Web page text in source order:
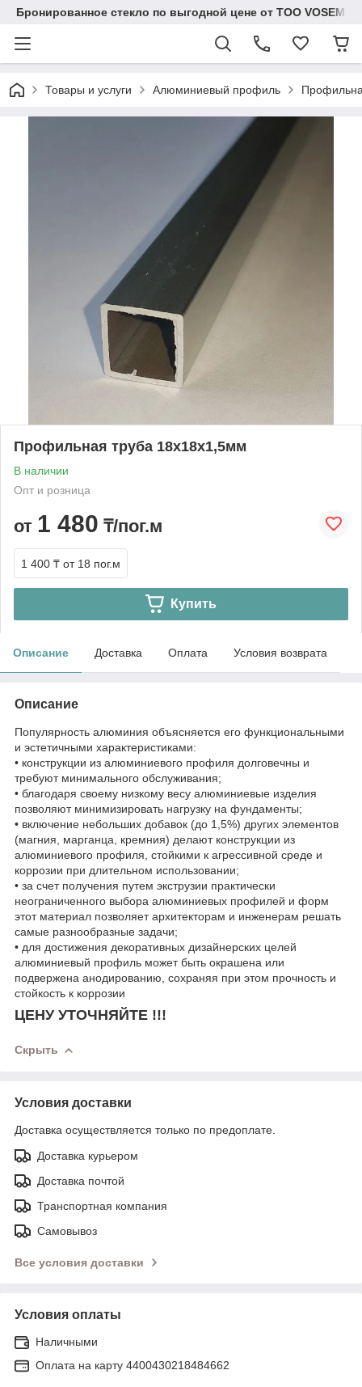
Бронированное стекло по выгодной цене от ТОО VOSEM
Товары и услуги Алюминиевый профиль
Профильная труба 18х18х1,5мм
В наличии
Опт и розница
от 1 480 ₸/пог.м
1 400 ₸ от 18 пог.м
Купить
Описание Доставка Оплата Условия возврата
Описание
Популярность алюминия объясняется его функциональными
и эстетичными характеристиками:
• конструкции из алюминиевого профиля долговечны и
требуют минимального обслуживания;
• благодаря своему низкому весу алюминиевые изделия
позволяют минимизировать нагрузку на фундаменты;
• включение небольших добавок (до 1,5%) других элементов
(магния, марганца, кремния) делают конструкции из
алюминиевого профиля, стойкими к агрессивной среде и
коррозии при длительном использовании;
• за счет получения путем экструзии практически
неограниченного выбора алюминиевых профилей и форм
этот материал позволяет архитекторам и инженерам решать
самые разнообразные задачи;
• для достижения декоративных дизайнерских целей
алюминиевый профиль может быть окрашена или
подвержена анодированию, сохраняя при этом прочность и
стойкость к коррозии
ЦЕНУ УТОЧНЯЙТЕ !!!
Скрыть
Условия доставки
Доставка осуществляется только по предоплате.
Доставка курьером
Доставка почтой
Транспортная компания
Самовывоз
Все условия доставки
Условия оплаты
Наличными
Оплата на карту 4400430218484662